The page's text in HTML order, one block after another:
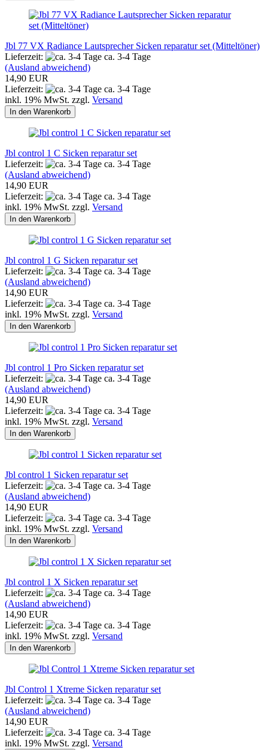
Jbl 77 VX Radiance Lautsprecher Sicken reparatur set (Mitteltöner)
Lieferzeit:
ca. 3-4 Tage
(Ausland abweichend)
14,90 EUR
Lieferzeit:
ca. 3-4 Tage
inkl. 19% MwSt. zzgl. Versand
In den Warenkorb
Jbl control 1 C Sicken reparatur set
Lieferzeit:
ca. 3-4 Tage
(Ausland abweichend)
14,90 EUR
Lieferzeit:
ca. 3-4 Tage
inkl. 19% MwSt. zzgl. Versand
In den Warenkorb
Jbl control 1 G Sicken reparatur set
Lieferzeit:
ca. 3-4 Tage
(Ausland abweichend)
14,90 EUR
Lieferzeit:
ca. 3-4 Tage
inkl. 19% MwSt. zzgl. Versand
In den Warenkorb
Jbl control 1 Pro Sicken reparatur set
Lieferzeit:
ca. 3-4 Tage
(Ausland abweichend)
14,90 EUR
Lieferzeit:
ca. 3-4 Tage
inkl. 19% MwSt. zzgl. Versand
In den Warenkorb
Jbl control 1 Sicken reparatur set
Lieferzeit:
ca. 3-4 Tage
(Ausland abweichend)
14,90 EUR
Lieferzeit:
ca. 3-4 Tage
inkl. 19% MwSt. zzgl. Versand
In den Warenkorb
Jbl control 1 X Sicken reparatur set
Lieferzeit:
ca. 3-4 Tage
(Ausland abweichend)
14,90 EUR
Lieferzeit:
ca. 3-4 Tage
inkl. 19% MwSt. zzgl. Versand
In den Warenkorb
Jbl Control 1 Xtreme Sicken reparatur set
Lieferzeit:
ca. 3-4 Tage
(Ausland abweichend)
14,90 EUR
Lieferzeit:
ca. 3-4 Tage
inkl. 19% MwSt. zzgl. Versand